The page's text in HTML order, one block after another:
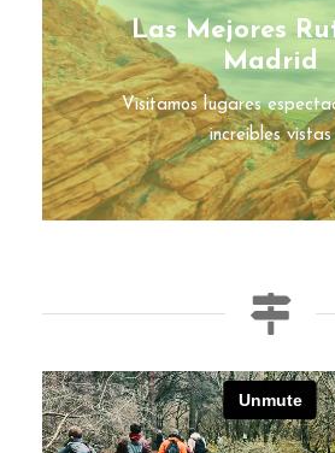
Las Mejores
Madrid
Visitamos lugares
increíbles vistas